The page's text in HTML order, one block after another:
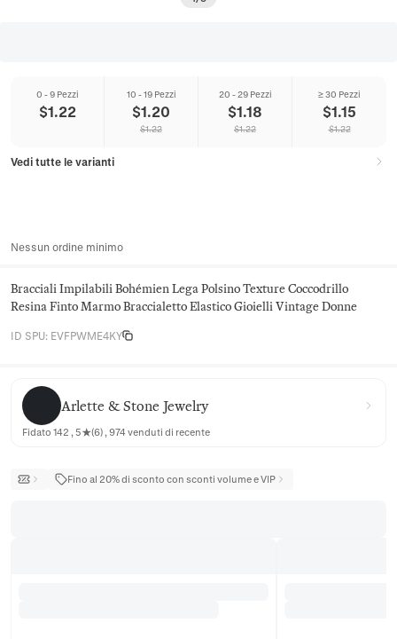
0 - 9 Pezzi
$1.22
10 - 19 Pezzi
$1.20
$1.22
20 - 29 Pezzi
$1.18
$1.22
≥ 30 Pezzi
$1.15
$1.22
Vedi tutte le varianti
Nessun ordine minimo
Bracciali Impilabili Bohémien Lega Polsino Texture Coccodrillo
Resina Finto Marmo Braccialetto Elastico Gioielli Vintage Donne
ID SPU: EVFPWME4KY
Arlette & Stone Jewelry
Arlette & Stone Jewelry
Fidato 142 , 5★(6) , 974 venduti di recente
Fino al 20% di sconto con sconti volume e VIP